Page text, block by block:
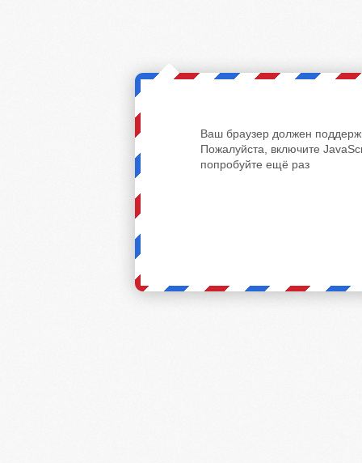
Ваш браузер должен
Пожалуйста, включите
попробуйте ещё раз